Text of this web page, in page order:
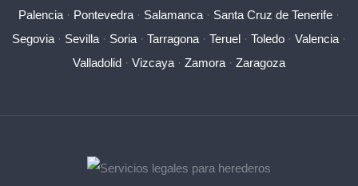
Palencia · Pontevedra · Salamanca · Santa Cruz de Tenerife ·
Segovia · Sevilla · Soria · Tarragona · Teruel · Toledo · Valencia ·
Valladolid · Vizcaya · Zamora · Zaragoza